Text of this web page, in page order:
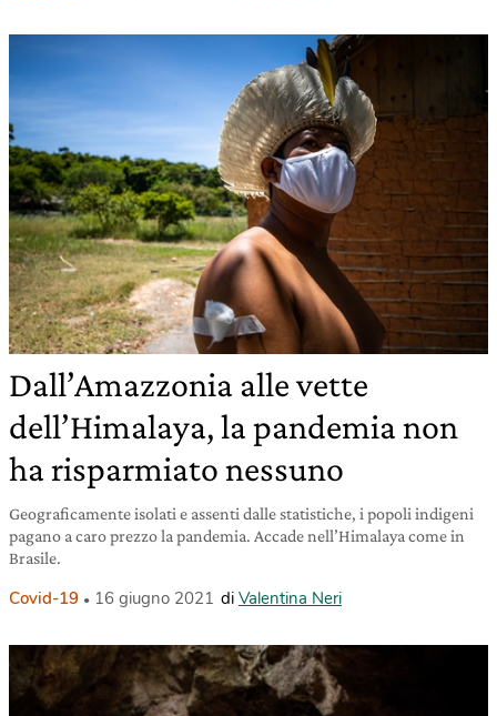
Dall’Amazzonia alle vette
dell’Himalaya, la pandemia non
ha risparmiato nessuno
Geograficamente isolati e assenti dalle statistiche, i popoli indigeni
pagano a caro prezzo la pandemia. Accade nell’Himalaya come in
Brasile.
Covid-19 16 giugno 2021 di Valentina Neri